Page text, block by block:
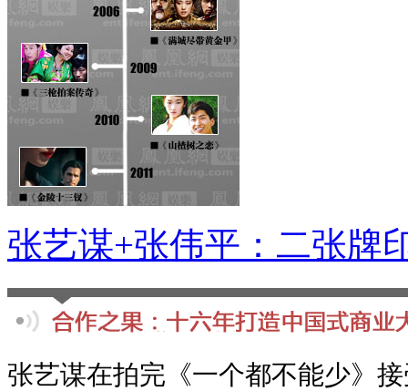
张艺谋+张伟平：二张牌
张艺谋在拍完《一个都不能少》